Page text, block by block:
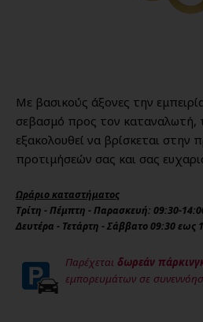
Με βασικούς άξονες την
σεβασμό προς τον καταναλωτή,
εξακολουθεί να βρίσκεται
προτιμήσεών σας και σας
Ωράριο καταστήματος
Τρίτη - Πέμπτη - Παρασκευή: 09:30-
Δευτέρα - Τετάρτη - Σάββατο 09:30 εως
Παρέχεται δωρεάν
εμπορευμάτων σε